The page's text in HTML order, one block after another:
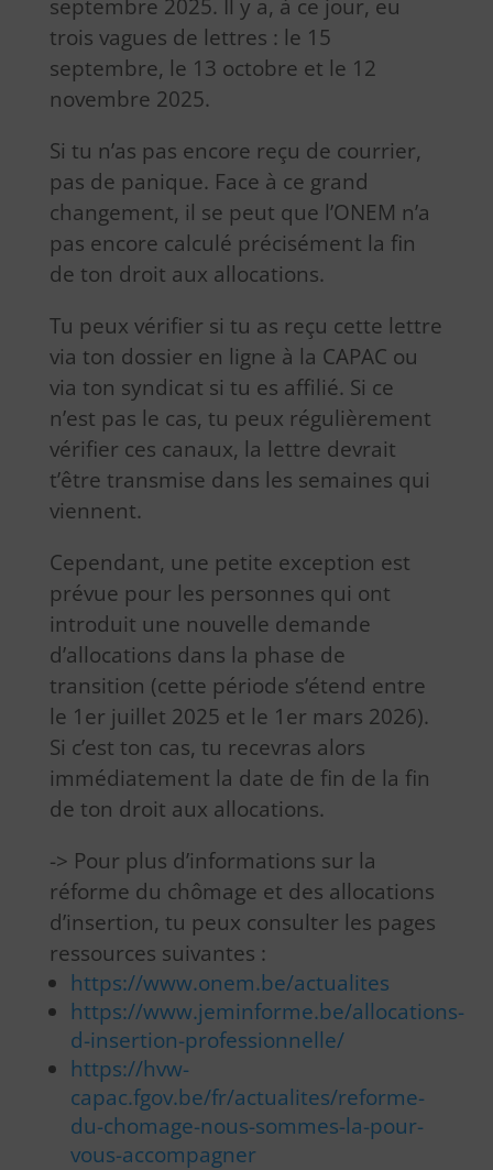
septembre 2025. Il y a, à ce jour, eu
trois vagues de lettres : le 15
septembre, le 13 octobre et le 12
novembre 2025.
Si tu n’as pas encore reçu de courrier,
pas de panique. Face à ce grand
changement, il se peut que l’ONEM n’a
pas encore calculé précisément la fin
de ton droit aux allocations.
Tu peux vérifier si tu as reçu cette lettre
via ton dossier en ligne à la CAPAC ou
via ton syndicat si tu es affilié. Si ce
n’est pas le cas, tu peux régulièrement
vérifier ces canaux, la lettre devrait
t’être transmise dans les semaines qui
viennent.
Cependant, une petite exception est
prévue pour les personnes qui ont
introduit une nouvelle demande
d’allocations dans la phase de
transition (cette période s’étend entre
le 1er juillet 2025 et le 1er mars 2026).
Si c’est ton cas, tu recevras alors
immédiatement la date de fin de la fin
de ton droit aux allocations.
-> Pour plus d’informations sur la
réforme du chômage et des allocations
d’insertion, tu peux consulter les pages
ressources suivantes :
https://www.onem.be/actualites
https://www.jeminforme.be/allocations-
d-insertion-professionnelle/
https://hvw-
capac.fgov.be/fr/actualites/reforme-
du-chomage-nous-sommes-la-pour-
vous-accompagner